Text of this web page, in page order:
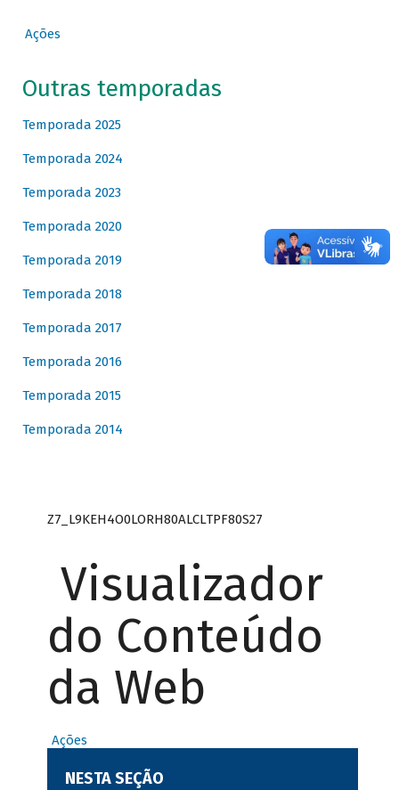
Ações
Outras temporadas
Temporada 2025
Temporada 2024
Temporada 2023
Temporada 2020
Temporada 2019
Temporada 2018
Temporada 2017
Temporada 2016
Temporada 2015
Temporada 2014
Z7_L9KEH4O0LORH80ALCLTPF80S27
Visualizador
do Conteúdo
da Web
Ações
NESTA SEÇÃO